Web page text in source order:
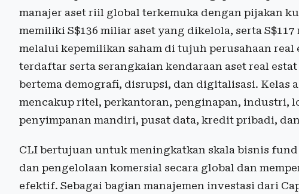
manajer aset riil global terkemuka dengan pijakan
memiliki S$136 miliar aset yang dikelola, serta
melalui kepemilikan saham di tujuh perusahaan
terdaftar serta serangkaian kendaraan aset real
bertema demografi, disrupsi, dan digitalisasi. Kelas
mencakup ritel, perkantoran, penginapan, industri,
penyimpanan mandiri, pusat data, kredit pribadi,
CLI bertujuan untuk meningkatkan skala bisnis
dan pengelolaan komersial secara global dan
efektif. Sebagai bagian manajemen investasi dari